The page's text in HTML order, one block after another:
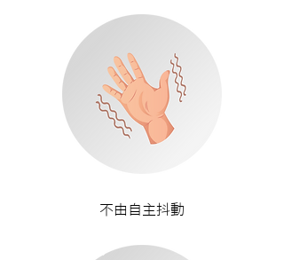
不由自主抖動